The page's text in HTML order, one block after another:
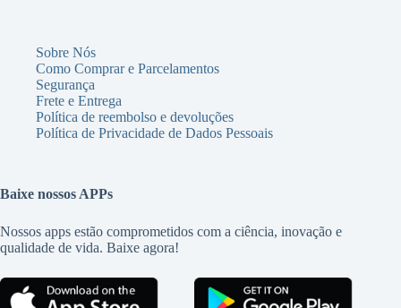
Sobre Nós
Como Comprar e Parcelamentos
Segurança
Frete e Entrega
Política de reembolso e devoluções
Política de Privacidade de Dados Pessoais
Baixe nossos APPs
Nossos apps estão comprometidos com a ciência, inovação e
qualidade de vida. Baixe agora!